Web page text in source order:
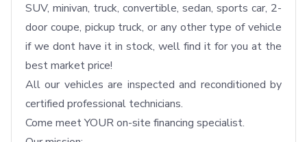
SUV, minivan, truck, convertible, sedan, sports car, 2-
door coupe, pickup truck, or any other type of vehicle
if we dont have it in stock, well find it for you at the
best market price!
All our vehicles are inspected and reconditioned by
certified professional technicians.
Come meet YOUR on-site financing specialist.